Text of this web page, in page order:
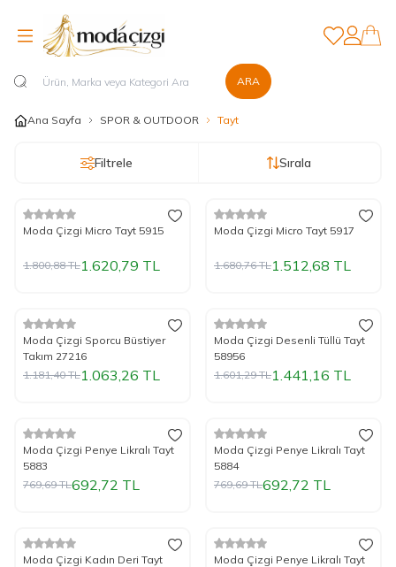
ARA
Hesabım
Favorilerim
Ana Sayfa SPOR & OUTDOOR Tayt
Filtrele Sırala
%10İndirim
Yeni
Moda Çizgi Micro Tayt 5915
1.800,88TL1.620,79 TL
%10İndirim
Yeni
Moda Çizgi Micro Tayt 5917
1.680,76TL1.512,68 TL
%10İndirim
Yeni
Moda Çizgi Sporcu Büstiyer
Takım 27216
1.181,40TL1.063,26 TL
%10İndirim
Yeni
Moda Çizgi Desenli Tüllü Tayt
58956
1.601,29TL1.441,16 TL
%10İndirim
Yeni
Moda Çizgi Penye Likralı Tayt
5883
769,69TL692,72 TL
%10İndirim
Yeni
Moda Çizgi Penye Likralı Tayt
5884
769,69TL692,72 TL
%10İndirim
Yeni
Moda Çizgi Kadın Deri Tayt
%10İndirim
Yeni
Moda Çizgi Penye Likralı Tayt